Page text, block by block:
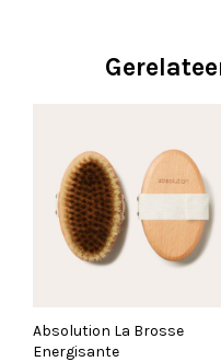
Absolution La Brosse
Energisante